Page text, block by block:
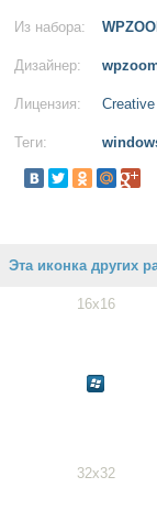
Из набора:
Дизайнер:
Лицензия:
Теги:
Эта иконка других
16x16
32x32